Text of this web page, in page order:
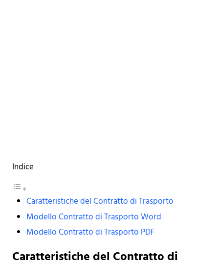
Indice
Caratteristiche del Contratto di Trasporto
Modello Contratto di Trasporto Word
Modello Contratto di Trasporto PDF
Caratteristiche del Contratto di